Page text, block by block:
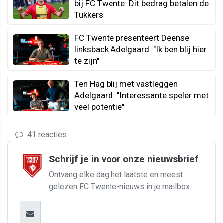
bij FC Twente: Dit bedrag betalen de
Tukkers
FC Twente presenteert Deense
linksback Adelgaard: "Ik ben blij hier
te zijn"
Ten Hag blij met vastleggen
Adelgaard: "Interessante speler met
veel potentie"
41 reacties
Schrijf je in voor onze nieuwsbrief
Ontvang elke dag het laatste en meest
gelezen FC Twente-nieuws in je mailbox.